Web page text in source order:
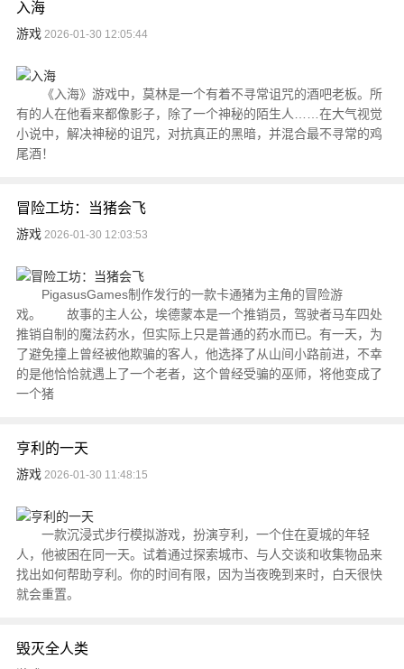
入海
游戏2026-01-30 12:05:44
《入海》游戏中，莫林是一个有着不寻常诅咒的酒吧老板。所
有的人在他看来都像影子，除了一个神秘的陌生人……在大气视觉
小说中，解决神秘的诅咒，对抗真正的黑暗，并混合最不寻常的鸡
尾酒！
冒险工坊：当猪会飞
游戏2026-01-30 12:03:53
PigasusGames制作发行的一款卡通猪为主角的冒险游
戏。 故事的主人公，埃德蒙本是一个推销员，驾驶者马车四处
推销自制的魔法药水，但实际上只是普通的药水而已。有一天，为
了避免撞上曾经被他欺骗的客人，他选择了从山间小路前进，不幸
的是他恰恰就遇上了一个老者，这个曾经受骗的巫师，将他变成了
一个猪
亨利的一天
游戏2026-01-30 11:48:15
一款沉浸式步行模拟游戏，扮演亨利，一个住在夏城的年轻
人，他被困在同一天。试着通过探索城市、与人交谈和收集物品来
找出如何帮助亨利。你的时间有限，因为当夜晚到来时，白天很快
就会重置。
毁灭全人类